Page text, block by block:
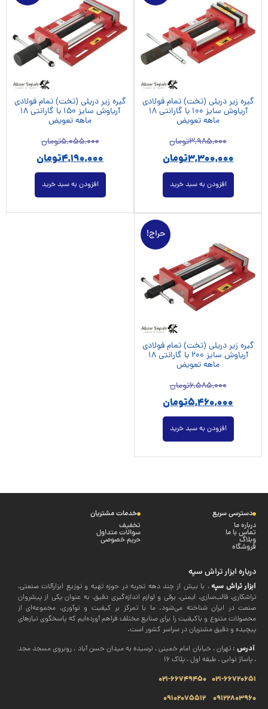
گیره زیر دریلی (تخت) تمام فولادی
آریاوش سایز 100 با گارانتی 18
ماهه تعویض
3,985,000تومان
3,300,000تومان
افزودن به سبد خرید
گیره زیر دریلی (تخت) تمام فولادی
آریاوش سایز 150 با گارانتی 18
ماهه تعویض
5,055,000تومان
4,190,000تومان
افزودن به سبد خرید
حراج!
گیره زیر دریلی (تخت) تمام فولادی
آریاوش سایز 200 با گارانتی 18
ماهه تعویض
6,585,000تومان
5,460,000تومان
افزودن به سبد خرید
دسترسی سریع
درباره ما
تماس با ما
وبلاگ
فروشگاه
خدمات مشتریان
تخفیف
سوالات متداول
حریم خصوصی
درباره ابزار تراش سپه
ابزار تراش سپه، با بیش از چند دهه تجربه در حوزه تهیه و توزیع ابزارآلات صنعتی،
تراشکاری، قالب‌سازی، ایمنی، برقی و لوازم اندازه‌گیری دقیق، به عنوان یکی از پیشروان
صنعت در ایران شناخته می‌شود. ما با تمرکز بر کیفیت و نوآوری، مجموعه‌ای از
محصولات متنوع و باکیفیت را برای صنایع مختلف فراهم آورده‌ایم که پاسخگوی نیازهای
پیچیده و دقیق مشتریان در سراسر کشور است.
آدرس : تهران ، خیابان امام خمینی ، نرسیده به میدان حسن آباد ، روبروی مسجد مجد
، پاساژ نوایی ، طبقه اول ، پلاک 16
021-66720651
021-66749450
09122803960
09102075512